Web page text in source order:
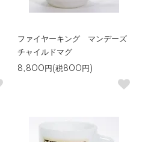
ファイヤーキング マンデーズ
チャイルドマグ
8,800円(税800円)